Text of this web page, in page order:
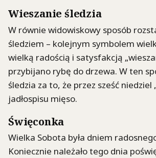
Wieszanie śledzia
W równie widowiskowy sposób
śledziem – kolejnym symbolem
wielką radością i satysfakcją
przybijano rybę do drzewa. W ten
śledzia za to, że przez sześć niedziel
jadłospisu mięso.
Święconka
Wielka Sobota była dniem
Koniecznie należało tego dnia